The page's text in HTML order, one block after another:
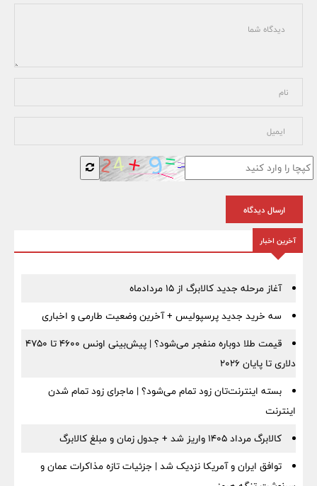
ارسال دیدگاه
آخرین اخبار
آغاز مرحله جدید کالابرگ از ۱۵ مردادماه
سه خرید جدید پرسپولیس + آخرین وضعیت طارمی و اخباری
قیمت طلا دوباره منفجر می‌شود؟ | پیش‌بینی اونس ۴۶۰۰ تا ۴۷۵۰
دلاری تا پایان ۲۰۲۶
بسته اینترنت‌تان زود تمام می‌شود؟ | ماجرای زود تمام شدن
اینترنت
کالابرگ مرداد ۱۴۰۵ واریز شد + جدول زمان و مبلغ کالابرگ
توافق ایران و آمریکا نزدیک شد | جزئیات تازه مذاکرات عمان و